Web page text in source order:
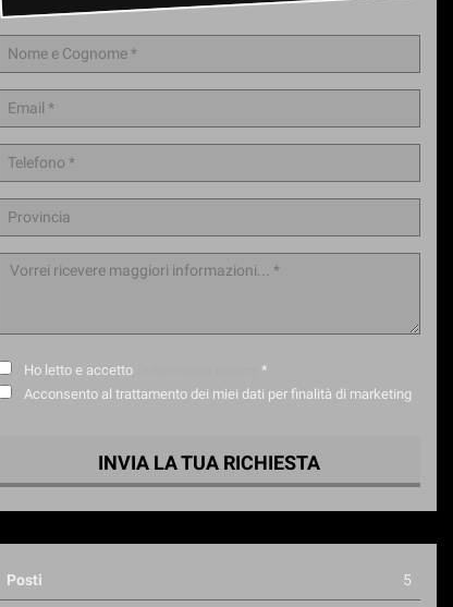
Ho letto e accetto
*
Acconsento al trattamento dei miei dati per finalità di marketing
INVIA LA TUA RICHIESTA
Posti 5